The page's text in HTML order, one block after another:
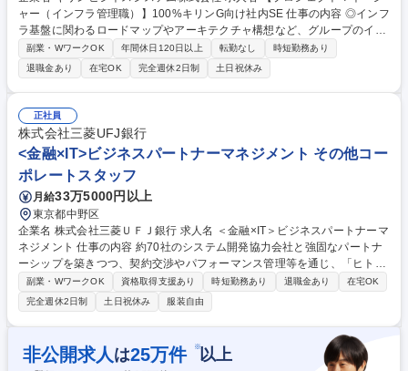
ャー（インフラ管理職）】100%キリンG向け社内SE 仕事の内容 ◎インフ
ラ基盤に関わるロードマップやアーキテクチャ構想など、グループのイン
フラ基盤の発展強化に向けた施策全般をリードいただける管理職を募集し
ています。 1. 各種施策の上流工程（企画・構想フェーズ）や具体的な対
策相談における検討・対応の推進 2. テクニカルアーキテクチャ・ロード
マップなどの策定・管理 3. 各種プロジェクトの状況確認、および、対応
支援 4. 運用品質の向上に向けて各種オペレーションなどの改善（作業効
率化に向けた検討・対応の推進 5. 組織運営全般の対応（人財育成、KPI管
理など） 募集職種 【プロジェクトマネージャー（インフラ管理職）】10
0%キリンG向け社内SE
副業・WワークOK 年間休日120日以上 転勤なし
時短勤務あり
退職金あり
在宅OK 完全週休2日制 土日祝休み
正社員
株式会社三菱UFJ銀行
<金融×IT>ビジネスパートナーマネジメント その他コー
ポレートスタッフ
月給33万5000円以上
東京都中野区
企業名 株式会社三菱ＵＦＪ銀行 求人名 ＜金融×IT＞ビジネスパートナーマ
ネジメント 仕事の内容 約70社のシステム開発協力会社と強固なパートナ
ーシップを築きつつ、契約交渉やパフォーマンス管理等を通じ、「ヒト」
の側面から当行全体のIT調達最適化やガバナンス強化を図っていただきま
す。 具体的には下記の業務内容を想定しています。 ■契約交渉：市場調査
等から一定基準を算出しつつ、先方の提案価格と、当行開発・保守で求め
るスキルレベルや全体取引量とのバランスを意識した交渉を実施■パフォ
ーマンス管理：開発現場での各社のパフォーマンス把握に努め、サービス
品質の維持・向上やリスク最小化を推進■各協力会社との関係強化：依頼
副業・WワークOK 資格取得支援あり 時短勤務あり 退職金あり
在宅OK
完全週休2日制
土日祝休み 服装自由
非公開求人 は25万件 ※以上